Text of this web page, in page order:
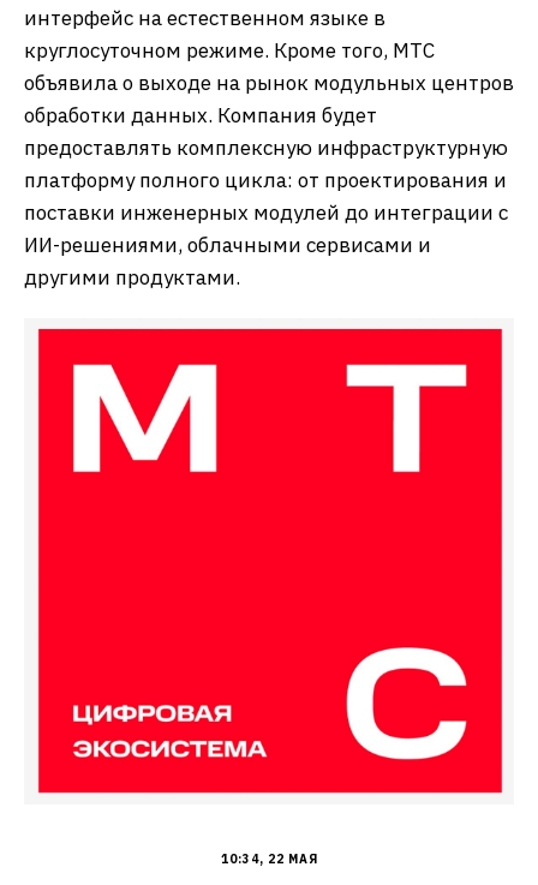
интерфейс на естественном языке в
круглосуточном режиме. Кроме того, МТС
объявила о выходе на рынок модульных центров
обработки данных. Компания будет
предоставлять комплексную инфраструктурную
платформу полного цикла: от проектирования и
поставки инженерных модулей до интеграции с
ИИ-решениями, облачными сервисами и
другими продуктами.
10:34, 22 МАЯ